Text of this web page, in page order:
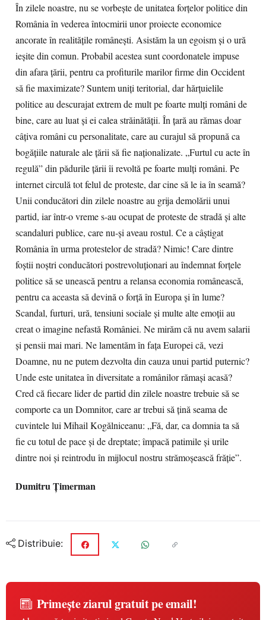
În zilele noastre, nu se vorbește de unitatea forțelor politice din
România în vederea întocmirii unor proiecte economice
ancorate în realitățile românești. Asistăm la un egoism și o ură
ieșite din comun. Probabil acestea sunt coordonatele impuse
din afara țării, pentru ca profiturile marilor firme din Occident
să fie maximizate? Suntem uniți teritorial, dar hărțuielile
politice au descurajat extrem de mult pe foarte mulți români de
bine, care au luat și ei calea străinătății. În țară au rămas doar
câțiva români cu personalitate, care au curajul să propună ca
bogățiile naturale ale țării să fie naționalizate. „Furtul cu acte în
regulă” din pădurile țării îi revoltă pe foarte mulți români. Pe
internet circulă tot felul de proteste, dar cine să le ia în seamă?
Unii conducători din zilele noastre au grija demolării unui
partid, iar într-o vreme s-au ocupat de proteste de stradă și alte
scandaluri publice, care nu-și aveau rostul. Ce a câștigat
România în urma protestelor de stradă? Nimic! Care dintre
foștii noștri conducători postrevoluționari au îndemnat forțele
politice să se unească pentru a relansa economia românească,
pentru ca aceasta să devină o forță în Europa și în lume?
Scandal, furturi, ură, tensiuni sociale și multe alte emoții au
creat o imagine nefastă României. Ne mirăm că nu avem salarii
și pensii mai mari. Ne lamentăm în fața Europei că, vezi
Doamne, nu ne putem dezvolta din cauza unui partid puternic?
Unde este unitatea în diversitate a românilor rămași acasă?
Cred că fiecare lider de partid din zilele noastre trebuie să se
comporte ca un Domnitor, care ar trebui să țină seama de
cuvintele lui Mihail Kogălniceanu: „Fă, dar, ca domnia ta să
fie cu totul de pace şi de dreptate; împacă patimile şi urile
dintre noi şi reintrodu în mijlocul nostru strămoşească frăţie”.
Dumitru Ţimerman
Distribuie:
Primește ziarul gratuit pe email!